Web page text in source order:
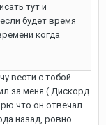
тут и
будет время
когда
вести с тобой
за меня.( Дискорд
что он отвечал
назад, ровно